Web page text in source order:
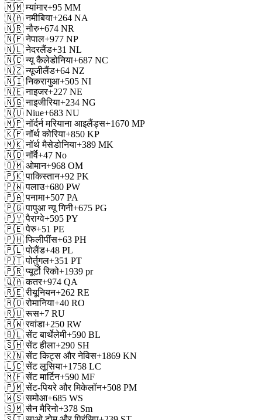
🇲🇲 म्यांमार+95 MM
🇳🇦 नमीबिया+264 NA
🇳🇷 नौरु+674 NR
🇳🇵 नेपाल+977 NP
🇳🇱 नेदरलैंड+31 NL
🇳🇨 न्यू कैलेडोनिया+687 NC
🇳🇿 न्यूजीलैंड+64 NZ
🇳🇮 निकरागुआ+505 NI
🇳🇪 नाइजर+227 NE
🇳🇬 नाइजीरिया+234 NG
🇳🇺 Niue+683 NU
🇲🇵 नॉर्दर्न मरियाना आइलैंड्स+1670 MP
🇰🇵 नॉर्थ कोरिया+850 KP
🇲🇰 नॉर्थ मैसेडोनिया+389 MK
🇳🇴 नॉर्वे+47 No
🇴🇲 ओमान+968 OM
🇵🇰 पाकिस्तान+92 PK
🇵🇼 पलाउ+680 PW
🇵🇦 पनामा+507 PA
🇵🇬 पापुआ न्यू गिनी+675 PG
🇵🇾 पैराग्वे+595 PY
🇵🇪 पेरु+51 PE
🇵🇭 फिलीपींस+63 PH
🇵🇱 पोलैंड+48 PL
🇵🇹 पोर्तुगल+351 PT
🇵🇷 प्यूर्टो रिको+1939 pr
🇶🇦 कतर+974 QA
🇷🇪 रीयूनियन+262 RE
🇷🇴 रोमानिया+40 RO
🇷🇺 रूस+7 RU
🇷🇼 रवांडा+250 RW
🇧🇱 सेंट बार्थेलेमी+590 BL
🇸🇭 सेंट हीला+290 SH
🇰🇳 सेंट किट्स और नेविस+1869 KN
🇱🇨 सेंट लूसिया+1758 LC
🇲🇫 सेंट मार्टिन+590 MF
🇵🇲 सेंट-पियरे और मिकेलॉन+508 PM
🇼🇸 समोआ+685 WS
🇸🇲 सैन मैरिनो+378 Sm